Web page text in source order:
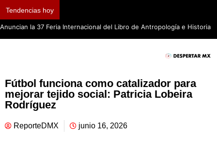
Tendencias hoy
Anuncian la 37 Feria Internacional del Libro de Antropología e Historia
Fútbol funciona como catalizador para
mejorar tejido social: Patricia Lobeira
Rodríguez
ReporteDMX junio 16, 2026